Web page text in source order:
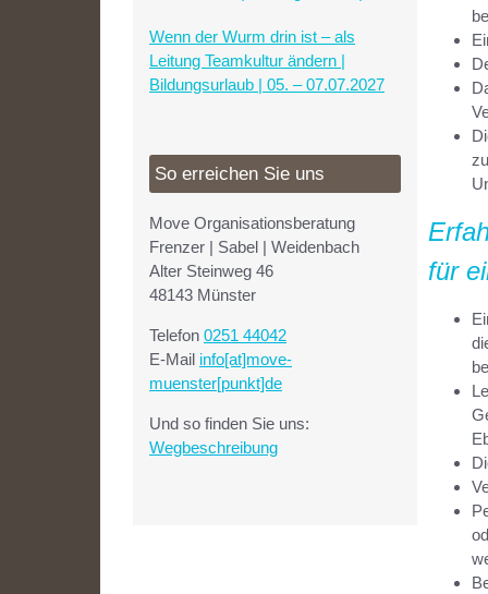
für
Wenn der Wurm drin ist – als
Leitung Teamkultur ändern |
Bildungsurlaub | 05. – 07.07.2027
So erreichen Sie uns
Move Organisationsberatung
Frenzer | Sabel | Weidenbach
Alter Steinweg 46
48143 Münster
Telefon 0251 44042
E-Mail info[at]move-
muenster[punkt]de
Und so finden Sie uns:
Wegbeschreibung